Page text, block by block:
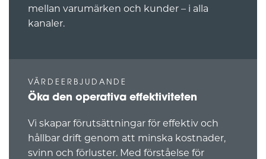
mellan varumärken och kunder – i alla
kanaler.
VÄRDEERBJUDANDE
Öka den operativa effektiviteten
Vi skapar förutsättningar för effektiv och
hållbar drift genom att minska kostnader,
svinn och förluster. Med förståelse för